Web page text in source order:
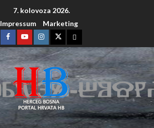
7. kolovoza 2026.
Impressum
Marketing